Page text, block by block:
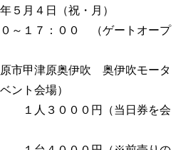
４日（祝・月）
７：００ （ゲートオープ
津原奥伊吹 奥伊吹モータ
ント会場）
３０００円（当日券を会